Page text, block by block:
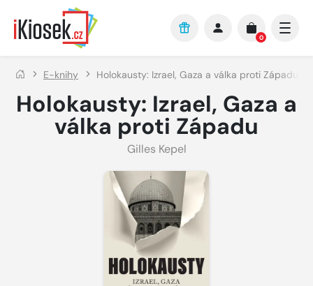
Přejít na hlavní obsah
0
E-knihy Holokausty: Izrael, Gaza a válka proti Západu
Holokausty: Izrael, Gaza a
válka proti Západu
Gilles Kepel